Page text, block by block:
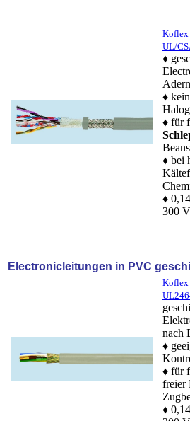
Koflex
UL/
♦
♦
♦ für
♦ bei
♦
300 V
Electronicleitungen in PVC
nach
♦
♦ für
freier
♦